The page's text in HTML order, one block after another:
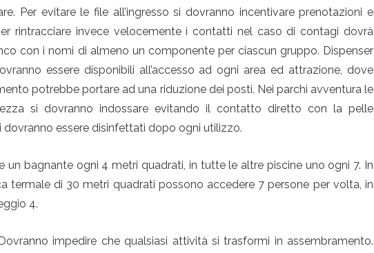
Per evitare le file all’ingresso si dovranno incentivare prenotazioni e
rintracciare invece velocemente i contatti nel caso di contagi dovrà
con i nomi di almeno un componente per ciascun gruppo. Dispenser
essere disponibili all’accesso ad ogni area ed attrazione, dove
potrebbe portare ad una riduzione dei posti. Nei parchi avventura le
si dovranno indossare evitando il contatto diretto con la pelle
essere disinfettati dopo ogni utilizzo.
un bagnante ogni 4 metri quadrati, in tutte le altre piscine uno ogni 7. In
termale di 30 metri quadrati possono accedere 7 persone per volta, in
4.
impedire che qualsiasi attività si trasformi in assembramento.